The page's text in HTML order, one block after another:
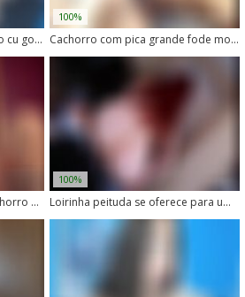
Cachorro safado lambendo o cu gostoso de uma morena
100%
Cachorro com pica grande fode morena safada na brotheragem
Loira safada leva rola do cachorro e geme de prazer
100%
Loirinha peituda se oferece para um cachorro de porte médio meter na sua buceta